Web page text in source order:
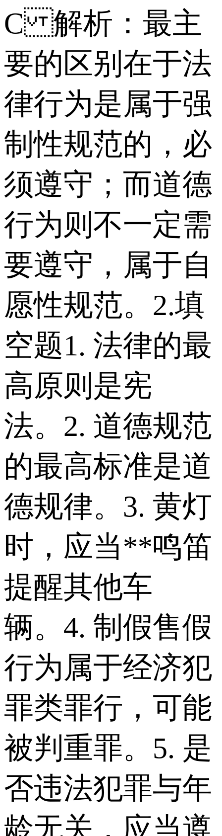
C 解析：最主
要的区别在于法
律行为是属于强
制性规范的，必
须遵守；而道德
行为则不一定需
要遵守，属于自
愿性规范。 2.填
空题 1. 法律的最
高原则是宪
法。 2. 道德规范
的最高标准是道
德规律。 3. 黄灯
时，应当**鸣笛
提醒其他车
辆。 4. 制假售假
行为属于经济犯
罪类罪行，可能
被判重罪。 5. 是
否违法犯罪与年
龄无关，应当遵